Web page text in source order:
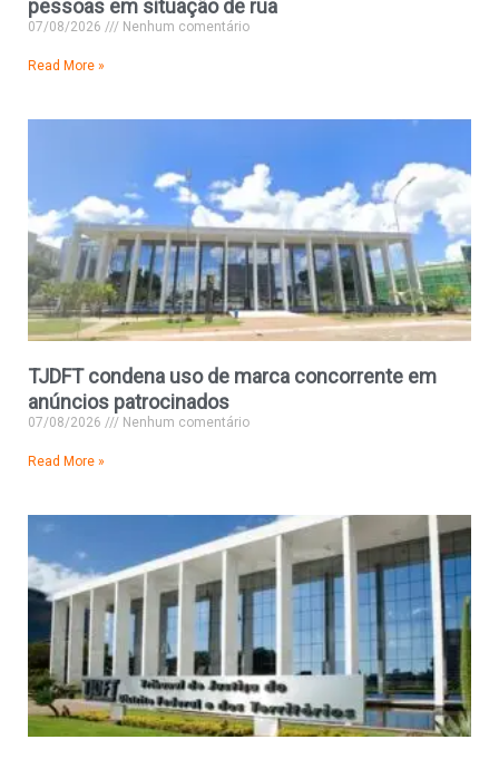
pessoas em situação de rua
07/08/2026 Nenhum comentário
Read More »
TJDFT condena uso de marca concorrente em
anúncios patrocinados
07/08/2026 Nenhum comentário
Read More »